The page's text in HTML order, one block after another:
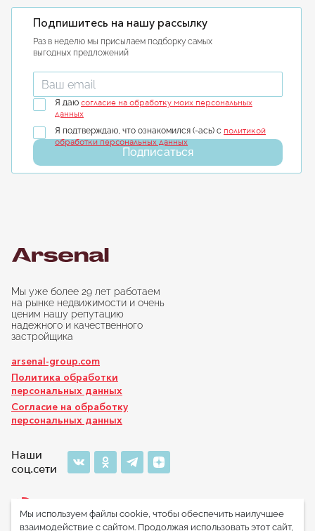
Мы используем файлы cookie, чтобы обеспечить наилучшее
взаимодействие с сайтом. Продолжая использовать этот сайт,
Подпишитесь на нашу рассылку
Раз в неделю мы присылаем подборку самых
выгодных предложений
Введите ваш email
Я даю согласие на обработку моих персональных
данных
Я подтверждаю, что ознакомился (-ась) с политикой
обработки персональных данных
Подписаться
8 800 777 32 32
Мы уже более 29 лет работаем
на рынке недвижимости и очень
ценим нашу репутацию
надежного и качественного
застройщика
arsenal-group.com
Политика обработки
персональных данных
Согласие на обработку
персональных данных
Наши
соц.сети